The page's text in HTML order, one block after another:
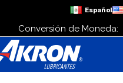
Conversión de Moneda:
Español